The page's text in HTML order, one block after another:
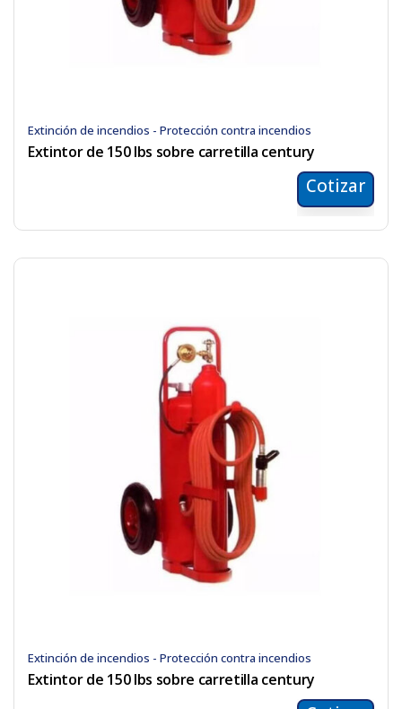
Extinción de incendios - Protección contra incendios
Extintor de 150 lbs sobre carretilla century
Cotizar
Extinción de incendios - Protección contra incendios
Extintor de 150 lbs sobre carretilla century